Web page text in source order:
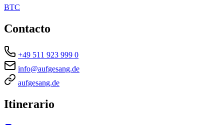
BTC
Contacto
+49 511 923 999 0
info@aufgesang.de
aufgesang.de
Itinerario